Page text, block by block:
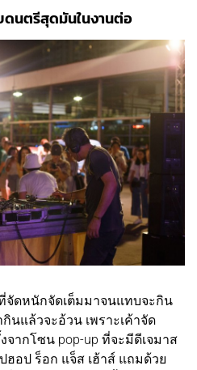
นตรีสุดมันในงานต่อ
จัดหนักจัดเต็มมาจนแทบจะกิน
นแล้วจะอ้วน เพราะเค้าจัด
ากโซน pop-up ที่จะมีดีเจมาส
อป ร็อก แจ็ส เฮ้าส์ แถมด้วย